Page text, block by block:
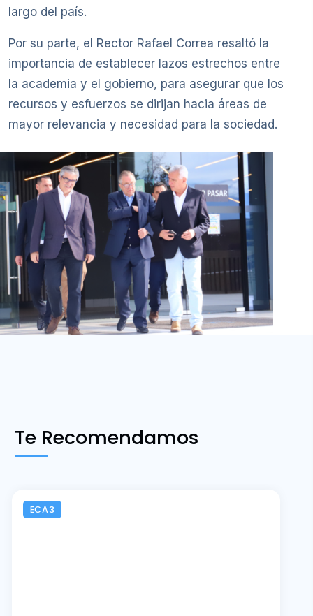
largo del país.
Por su parte, el Rector Rafael Correa resaltó la
importancia de establecer lazos estrechos entre
la academia y el gobierno, para asegurar que los
recursos y esfuerzos se dirijan hacia áreas de
mayor relevancia y necesidad para la sociedad.
Te Recomendamos
ECA3